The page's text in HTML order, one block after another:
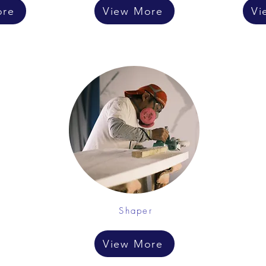
View More
Shaper
View More